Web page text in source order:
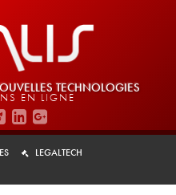
TECHNOLOGIES
EN LIGNE
LEGALTECH